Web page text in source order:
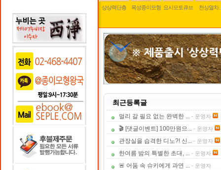
상상력단층 목성종이모형 요시모토큐브 천상열차...
최근등록글
멀리 갈 필요 없는 완벽한 ... - 운영자
🎬 [댓글이벤트] 100만원으... - 운영자
관장실을 습격한 디노?! 신... - 운영자
한여름 밤의 특별한 초대, ... - 운영자
🚨 어둠 속 슈키에게 과연 ... - 운영자